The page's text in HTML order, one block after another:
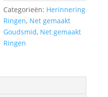
Categorieën: Herinnering
Ringen, Net gemaakt
Goudsmid, Net gemaakt
Ringen